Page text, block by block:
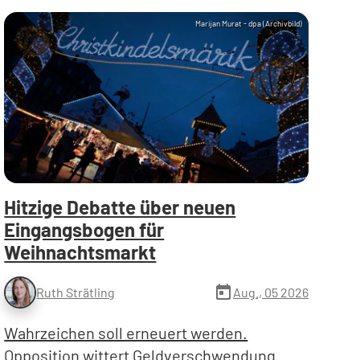
Marijan Murat - dpa (Archivbild)
Hitzige Debatte über neuen
Eingangsbogen für
Weihnachtsmarkt
Ruth Strätling today Aug., 05 2026
Wahrzeichen soll erneuert werden.
Opposition wittert Geldverschwendung.